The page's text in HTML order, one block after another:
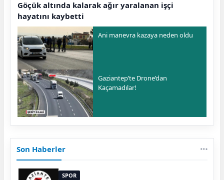
Göçük altında kalarak ağır yaralanan işçi
hayatını kaybetti
Ani manevra kazaya neden oldu
Gaziantep’te Drone’dan
Kaçamadılar!
Son Haberler
SPOR